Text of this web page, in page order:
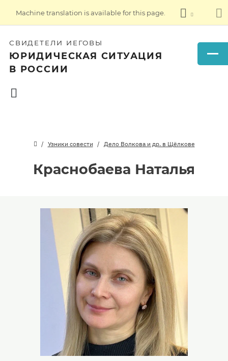
Machine translation is available for this page.
СВИДЕТЕЛИ ИЕГОВЫ
ЮРИДИЧЕСКАЯ СИТУАЦИЯ
В РОССИИ
Узники совести Дело Волкова и др. в Щёлкове
Краснобаева Наталья